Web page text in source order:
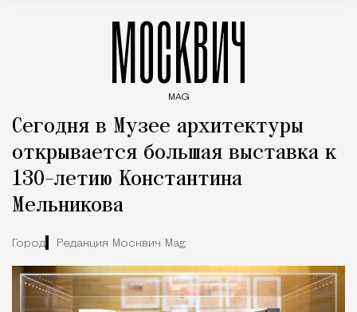
МОСКВИЧ
MAG
Сегодня в Музее архитектуры
открывается большая выставка к
130-летию Константина
Мельникова
Город Редакция Москвич Mag